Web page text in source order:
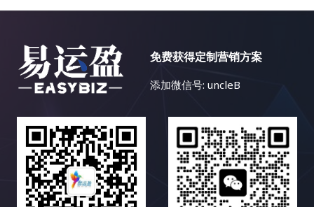
约，比 10,000 次无效流量更有意义 从“流量为王”转
新思维（价值+转化为王） 追求页面访问量 关注线索
质量、转化率 用关键词堆砌内容 用价值内容教育用
户 每篇文章追流量 每篇内容有转化目标（CTA） 重
SEO 排名 更重内容体验、信任感、行动引导 只看 GA
种转变？具体操作指南如下：
1. 明确内容的“转化
目标”而非“流量目标”…
免费获得定制营销方案
添加微信号: uncleB